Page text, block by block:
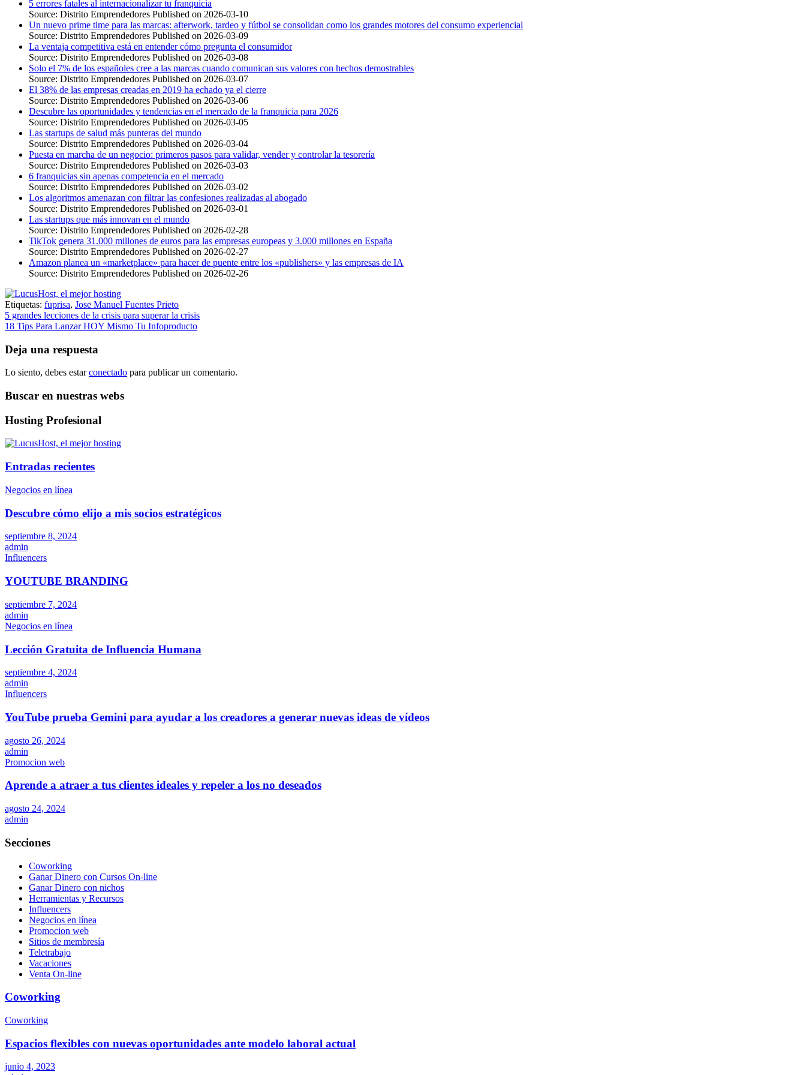
5 errores fatales al internacionalizar tu franquicia
Source: Distrito Emprendedores Published on 2026-03-10
Un nuevo prime time para las marcas: afterwork, tardeo y fútbol se consolidan como los grandes motores del consumo experiencial
Source: Distrito Emprendedores Published on 2026-03-09
La ventaja competitiva está en entender cómo pregunta el consumidor
Source: Distrito Emprendedores Published on 2026-03-08
Solo el 7% de los españoles cree a las marcas cuando comunican sus valores con hechos demostrables
Source: Distrito Emprendedores Published on 2026-03-07
El 38% de las empresas creadas en 2019 ha echado ya el cierre
Source: Distrito Emprendedores Published on 2026-03-06
Descubre las oportunidades y tendencias en el mercado de la franquicia para 2026
Source: Distrito Emprendedores Published on 2026-03-05
Las startups de salud más punteras del mundo
Source: Distrito Emprendedores Published on 2026-03-04
Puesta en marcha de un negocio: primeros pasos para validar, vender y controlar la tesorería
Source: Distrito Emprendedores Published on 2026-03-03
6 franquicias sin apenas competencia en el mercado
Source: Distrito Emprendedores Published on 2026-03-02
Los algoritmos amenazan con filtrar las confesiones realizadas al abogado
Source: Distrito Emprendedores Published on 2026-03-01
Las startups que más innovan en el mundo
Source: Distrito Emprendedores Published on 2026-02-28
TikTok genera 31.000 millones de euros para las empresas europeas y 3.000 millones en España
Source: Distrito Emprendedores Published on 2026-02-27
Amazon planea un «marketplace» para hacer de puente entre los «publishers» y las empresas de IA
Source: Distrito Emprendedores Published on 2026-02-26
Etiquetas: fuprisa, Jose Manuel Fuentes Prieto
Navegación
de
entradas
5 grandes lecciones de la crisis para superar la crisis
18 Tips Para Lanzar HOY Mismo Tu Infoproducto
Deja una respuesta
Lo siento, debes estarconectado para publicar un comentario.
Buscar en nuestras webs
Hosting Profesional
Entradas recientes
Negocios en línea
Descubre cómo elijo a mis socios estratégicos
septiembre 8, 2024
admin
Influencers
YOUTUBE BRANDING
septiembre 7, 2024
admin
Negocios en línea
Lección Gratuita de Influencia Humana
septiembre 4, 2024
admin
Influencers
YouTube prueba Gemini para ayudar a los creadores a generar nuevas ideas de vídeos
agosto 26, 2024
admin
Promocion web
Aprende a atraer a tus clientes ideales y repeler a los no deseados
agosto 24, 2024
admin
Secciones
Coworking
Ganar Dinero con Cursos On-line
Ganar Dinero con nichos
Herramientas y Recursos
Influencers
Negocios en línea
Promocion web
Sitios de membresía
Teletrabajo
Vacaciones
Venta On-line
Coworking
Coworking
Espacios flexibles con nuevas oportunidades ante modelo laboral actual
junio 4, 2023